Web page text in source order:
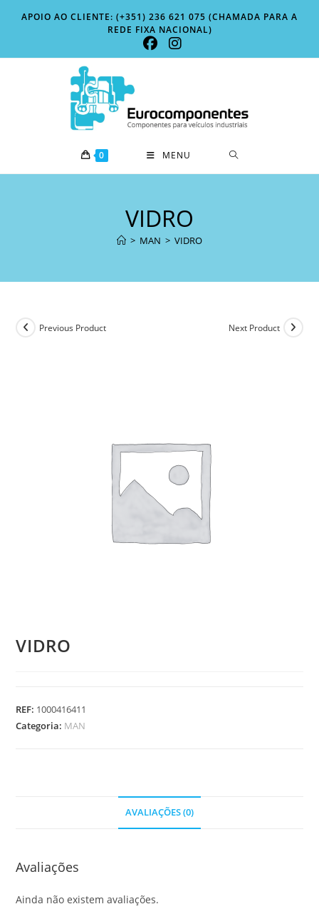
APOIO AO CLIENTE: (+351) 236 621 075 (CHAMADA PARA A
REDE FIXA NACIONAL)
0 MENU
VIDRO
> MAN > VIDRO
Previous Product Next Product
VIDRO
REF: 1000416411
Categoria: MAN
AVALIAÇÕES (0)
Avaliações
Ainda não existem avaliações.